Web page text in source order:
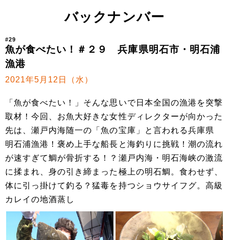
バックナンバー
#29
魚が食べたい！＃２９ 兵庫県明⽯市・明⽯浦
漁港
2021年5月12日（水）
「魚が食べたい！」そんな思いで日本全国の漁港を突撃
取材！今回、お魚大好きな女性ディレクターが向かった
先は、瀬戸内海随一の「魚の宝庫」と言われる兵庫県
明石浦漁港！褒め上手な船長と海釣りに挑戦！潮の流れ
が速すぎて鯛が骨折する！？瀬戸内海・明石海峡の激流
に揉まれ、身の引き締まった極上の明石鯛。食わせず、
体に引っ掛けて釣る？猛毒を持つショウサイフグ。高級
カレイの地酒蒸し